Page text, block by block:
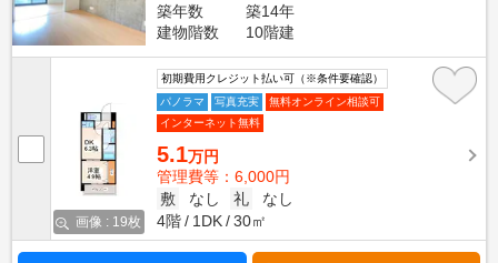
築年数
築14年
建物階数
10階建
画像 : 19枚
初期費用クレジット払い可（※条件要確認）
パノラマ
写真充実
無料オンライン相談可
インターネット無料
5.1万円
管理費等：6,000円
敷
なし 礼
なし
4階
1DK 30㎡